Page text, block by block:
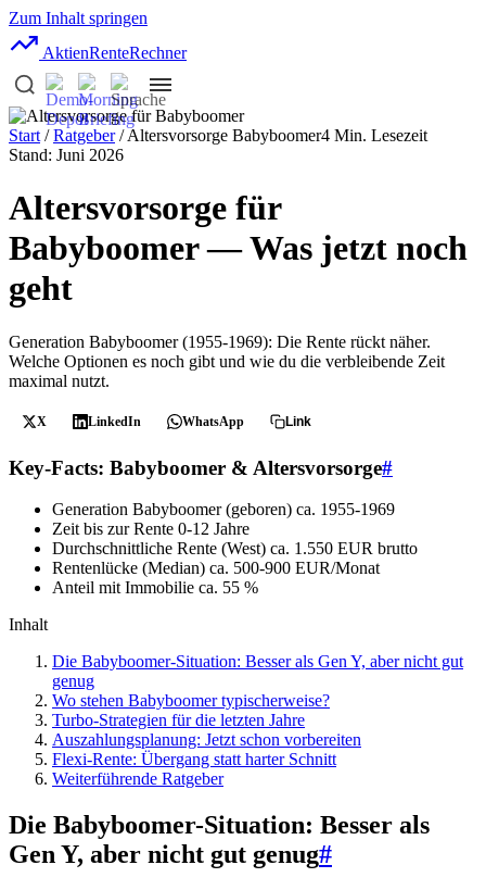
Zum Inhalt springen
AktienRenteRechner
Start /Ratgeber/ Altersvorsorge Babyboomer4 Min. Lesezeit
Stand: Juni 2026
Altersvorsorge für
Babyboomer — Was jetzt noch
geht
Generation Babyboomer (1955-1969): Die Rente rückt näher.
Welche Optionen es noch gibt und wie du die verbleibende Zeit
maximal nutzt.
X LinkedIn WhatsApp Link
Key-Facts: Babyboomer & Altersvorsorge#
Generation Babyboomer (geboren) ca. 1955-1969
Zeit bis zur Rente 0-12 Jahre
Durchschnittliche Rente (West) ca. 1.550 EUR brutto
Rentenlücke (Median) ca. 500-900 EUR/Monat
Anteil mit Immobilie ca. 55 %
Inhalt
Die Babyboomer-Situation: Besser als Gen Y, aber nicht gut
genug
Wo stehen Babyboomer typischerweise?
Turbo-Strategien für die letzten Jahre
Auszahlungsplanung: Jetzt schon vorbereiten
Flexi-Rente: Übergang statt harter Schnitt
Weiterführende Ratgeber
Die Babyboomer-Situation: Besser als
Gen Y, aber nicht gut genug#